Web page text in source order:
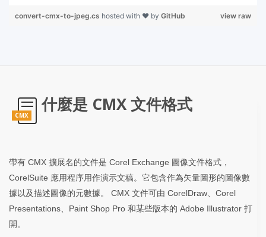
view raw
convert-cmx-to-jpeg.cs hosted with ❤ by GitHub
CMX
什麼是 CMX 文件格式
帶有 CMX 擴展名的文件是 Corel Exchange 圖像文件格式，
CorelSuite 應用程序用作演示文稿。它包含作為矢量圖形的圖像數
據以及描述圖像的元數據。 CMX 文件可由 CorelDraw、Corel
Presentations、Paint Shop Pro 和某些版本的 Adob​​e Illustrator 打
開。